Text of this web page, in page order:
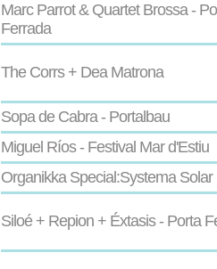
Marc Parrot & Quartet Brossa -
Ferrada
The Corrs + Dea Matrona
Sopa de Cabra - Portalbau
Miguel Ríos - Festival Mar d'Estiu
Organikka Special:Systema Solar
Siloé + Repion + Éxtasis - Porta